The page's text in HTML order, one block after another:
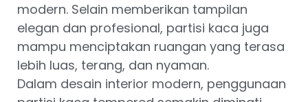
modern. Selain memberikan tampilan
elegan dan profesional, partisi kaca juga
mampu menciptakan ruangan yang terasa
lebih luas, terang, dan nyaman.
Dalam desain interior modern, penggunaan